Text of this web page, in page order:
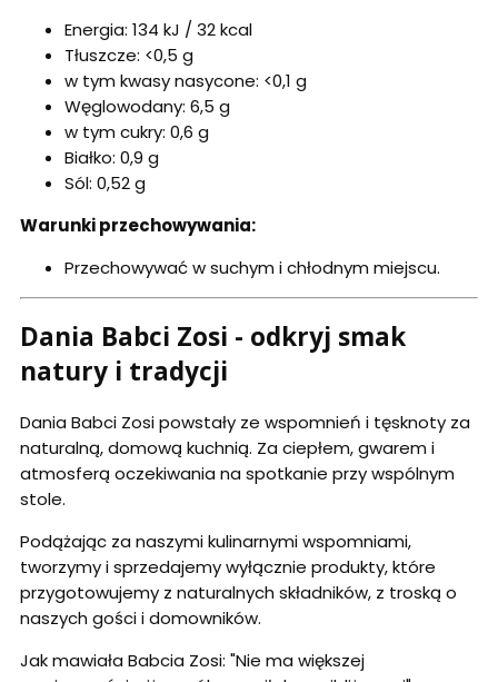
Energia: 134 kJ / 32 kcal
Tłuszcze: <0,5 g
w tym kwasy nasycone: <0,1 g
Węglowodany: 6,5 g
w tym cukry: 0,6 g
Białko: 0,9 g
Sól: 0,52 g
Warunki przechowywania:
Przechowywać w suchym i chłodnym miejscu.
Dania Babci Zosi - odkryj smak
natury i tradycji
Dania Babci Zosi powstały ze wspomnień i tęsknoty za
naturalną, domową kuchnią. Za ciepłem, gwarem i
atmosferą oczekiwania na spotkanie przy wspólnym
stole.
Podążając za naszymi kulinarnymi wspomniami,
tworzymy i sprzedajemy wyłącznie produkty, które
przygotowujemy z naturalnych składników, z troską o
naszych gości i domowników.
Jak mawiała Babcia Zosi: "Nie ma większej